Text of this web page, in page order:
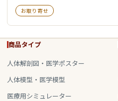
お取り寄せ
商品タイプ
人体解剖図・医学ポスター
人体模型・医学模型
医療用シミュレーター